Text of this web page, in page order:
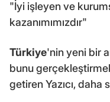
"İyi işleyen ve
kazanımımızdır"
Türkiye'nin yeni bir
bunu
getiren Yazıcı, daha